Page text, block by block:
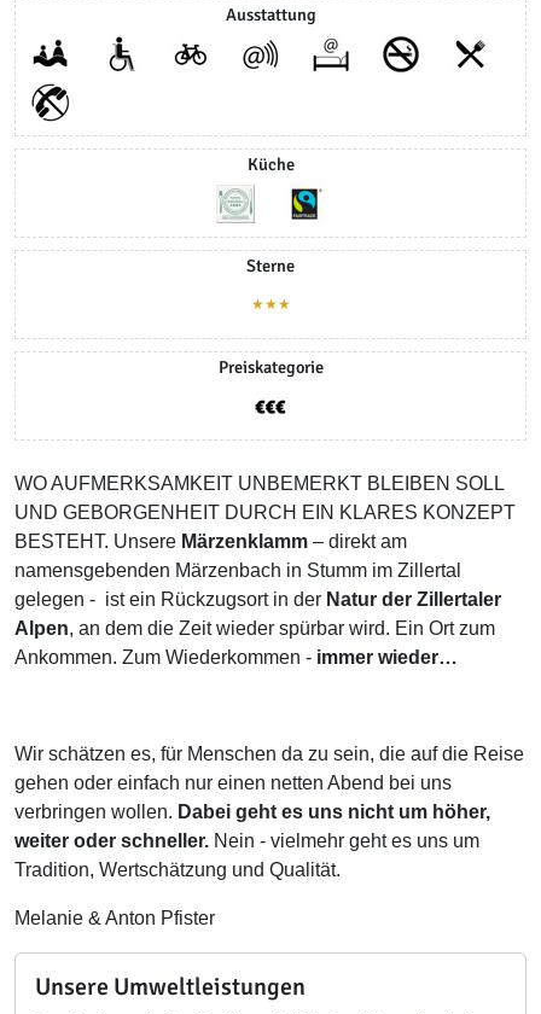
Ausstattung
Küche
Sterne
★★★
Preiskategorie
WO AUFMERKSAMKEIT UNBEMERKT BLEIBEN SOLL
UND GEBORGENHEIT DURCH EIN KLARES KONZEPT
BESTEHT. Unsere Märzenklamm – direkt am
namensgebenden Märzenbach in Stumm im Zillertal
gelegen - ist ein Rückzugsort in der Natur der Zillertaler
Alpen, an dem die Zeit wieder spürbar wird. Ein Ort zum
Ankommen. Zum Wiederkommen - immer wieder…
Wir schätzen es, für Menschen da zu sein, die auf die Reise
gehen oder einfach nur einen netten Abend bei uns
verbringen wollen. Dabei geht es uns nicht um höher,
weiter oder schneller. Nein - vielmehr geht es uns um
Tradition, Wertschätzung und Qualität.
Melanie & Anton Pfister
Unsere Umweltleistungen